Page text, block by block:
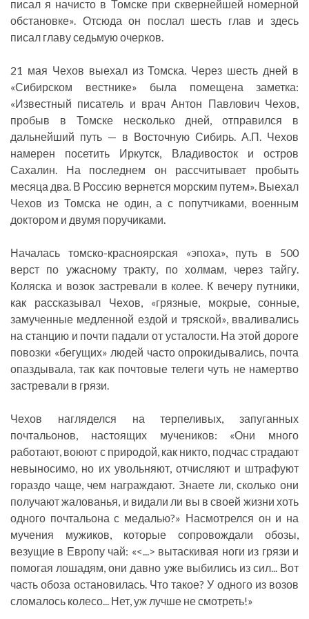
писал я начисто в Томске при сквернейшей номерной
обстановке». Отсюда он послал шесть глав и здесь
писал главу седьмую очерков.
21 мая Чехов выехал из Томска. Через шесть дней в
«Сибирском вестнике» была помещена заметка:
«Известный писатель и врач Антон Павлович Чехов,
пробыв в Томске несколько дней, отправился в
дальнейший путь — в Восточную Сибирь. А.П. Чехов
намерен посетить Иркутск, Владивосток и остров
Сахалин. На последнем он рассчитывает пробыть
месяца два. В Россию вернется морским путем». Выехал
Чехов из Томска не один, а с попутчиками, военным
доктором и двумя поручиками.
Началась томско-красноярская «эпоха», путь в 500
верст по ужасному тракту, по холмам, через тайгу.
Коляска и возок застревали в колее. К вечеру путники,
как рассказывал Чехов, «грязные, мокрые, сонные,
замученные медленной ездой и тряской», вваливались
на станцию и почти падали от усталости. На этой дороге
повозки «бегущих» людей часто опрокидывались, почта
опаздывала, так как почтовые телеги чуть не намертво
застревали в грязи.
Чехов нагляделся на терпеливых, запуганных
почтальонов, настоящих мучеников: «Они много
работают, воюют с природой, как никто, подчас страдают
невыносимо, но их увольняют, отчисляют и штрафуют
гораздо чаще, чем награждают. Знаете ли, сколько они
получают жалованья, и видали ли вы в своей жизни хоть
одного почтальона с медалью?» Насмотрелся он и на
мучения мужиков, которые сопровождали обозы,
везущие в Европу чай: «<...> вытаскивая ноги из грязи и
помогая лошадям, они давно уже выбились из сил... Вот
часть обоза остановилась. Что такое? У одного из возов
сломалось колесо... Нет, уж лучше не смотреть!»